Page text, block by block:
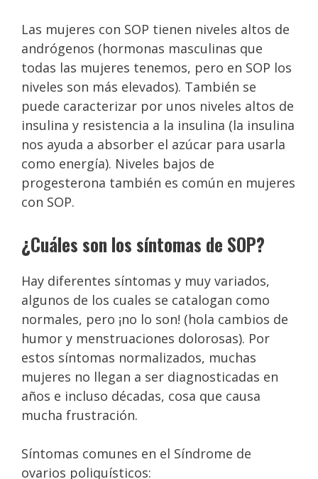
Las mujeres con SOP tienen niveles altos de
andrógenos (hormonas masculinas que
todas las mujeres tenemos, pero en SOP los
niveles son más elevados). También se
puede caracterizar por unos niveles altos de
insulina y resistencia a la insulina (la insulina
nos ayuda a absorber el azúcar para usarla
como energía). Niveles bajos de
progesterona también es común en mujeres
con SOP.
¿Cuáles son los síntomas de SOP?
Hay diferentes síntomas y muy variados,
algunos de los cuales se catalogan como
normales, pero ¡no lo son! (hola cambios de
humor y menstruaciones dolorosas). Por
estos síntomas normalizados, muchas
mujeres no llegan a ser diagnosticadas en
años e incluso décadas, cosa que causa
mucha frustración.
Síntomas comunes en el Síndrome de
ovarios poliquísticos: